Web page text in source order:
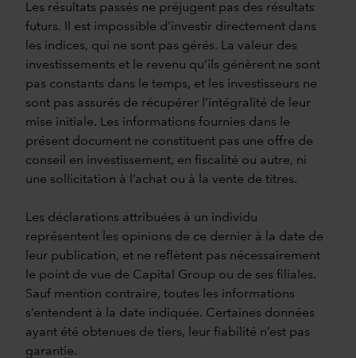
Les résultats passés ne préjugent pas des résultats
futurs. Il est impossible d’investir directement dans
les indices, qui ne sont pas gérés. La valeur des
investissements et le revenu qu’ils génèrent ne sont
pas constants dans le temps, et les investisseurs ne
sont pas assurés de récupérer l’intégralité de leur
mise initiale. Les informations fournies dans le
présent document ne constituent pas une offre de
conseil en investissement, en fiscalité ou autre, ni
une sollicitation à l’achat ou à la vente de titres.
Les déclarations attribuées à un individu
représentent les opinions de ce dernier à la date de
leur publication, et ne reflètent pas nécessairement
le point de vue de Capital Group ou de ses filiales.
Sauf mention contraire, toutes les informations
s’entendent à la date indiquée. Certaines données
ayant été obtenues de tiers, leur fiabilité n’est pas
garantie.